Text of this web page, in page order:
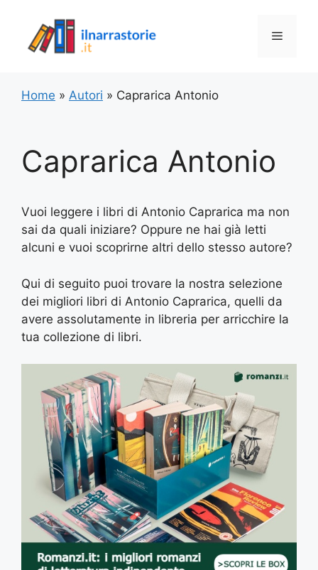
contenuto
Menu
Home » Autori » Caprarica Antonio
Caprarica Antonio
Vuoi leggere i libri di Antonio Caprarica ma non
sai da quali iniziare? Oppure ne hai già letti
alcuni e vuoi scoprirne altri dello stesso autore?
Qui di seguito puoi trovare la nostra selezione
dei migliori libri di Antonio Caprarica, quelli da
avere assolutamente in libreria per arricchire la
tua collezione di libri.